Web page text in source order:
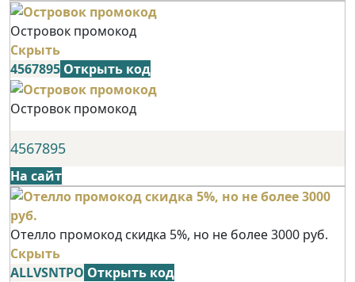
Островок промокод
Скрыть
4567895 Открыть код
Островок промокод
4567895
На сайт
Отелло промокод скидка 5%, но не более 3000 руб.
Скрыть
ALLVSNTPO Открыть код